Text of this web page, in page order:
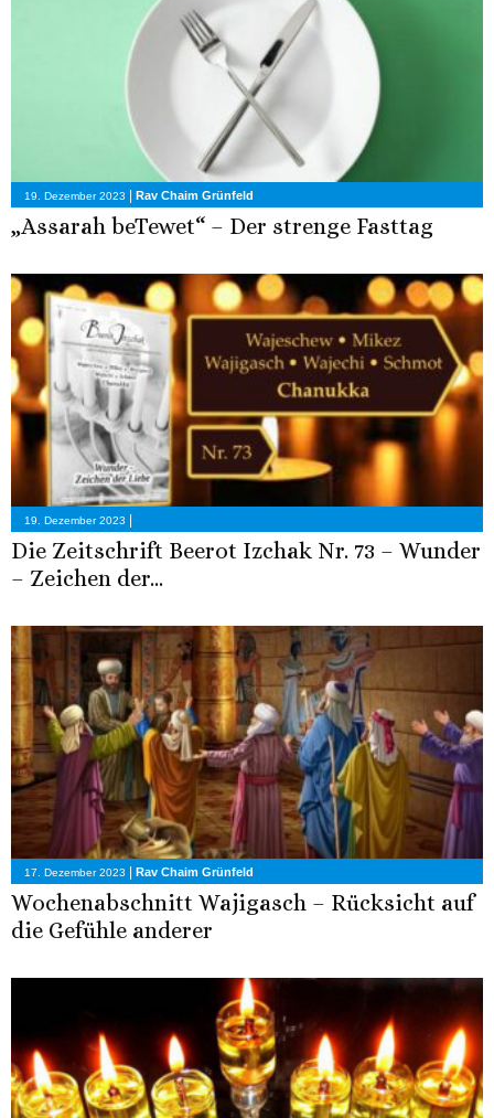
19. Dezember 2023 | Rav Chaim Grünfeld
„Assarah beTewet“ – Der strenge Fasttag
19. Dezember 2023 |
Die Zeitschrift Beerot Izchak Nr. 73 – Wunder
– Zeichen der...
17. Dezember 2023 Rav Chaim Grünfeld
Wochenabschnitt Wajigasch – Rücksicht auf
die Gefühle anderer